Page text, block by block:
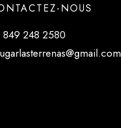
NOUS
849 248 2580